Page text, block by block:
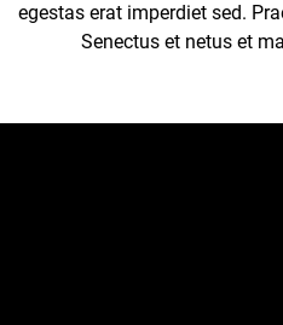
egestas erat imperdiet sed.
Senectus et netus et
At tempor
Dignissim enim sit amet
Placerat vestibulum
magna eget.
vulputate